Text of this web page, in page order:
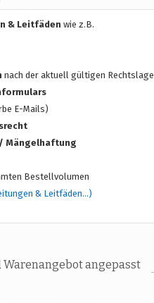
& Leitfäden wie z.B.
nach der aktuell gültigen Rechtslage
E-Mails)
Mängelhaftung
Bestellvolumen
& Leitfäden…)
angepasst